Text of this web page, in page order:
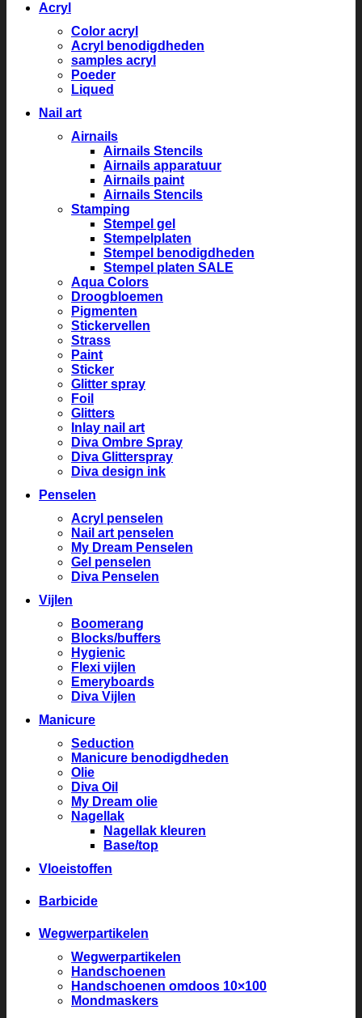
Acryl
Color acryl
Acryl benodigdheden
samples acryl
Poeder
Liqued
Nail art
Airnails
Airnails Stencils
Airnails apparatuur
Airnails paint
Airnails Stencils
Stamping
Stempel gel
Stempelplaten
Stempel benodigdheden
Stempel platen SALE
Aqua Colors
Droogbloemen
Pigmenten
Stickervellen
Strass
Paint
Sticker
Glitter spray
Foil
Glitters
Inlay nail art
Diva Ombre Spray
Diva Glitterspray
Diva design ink
Penselen
Acryl penselen
Nail art penselen
My Dream Penselen
Gel penselen
Diva Penselen
Vijlen
Boomerang
Blocks/buffers
Hygienic
Flexi vijlen
Emeryboards
Diva Vijlen
Manicure
Seduction
Manicure benodigdheden
Olie
Diva Oil
My Dream olie
Nagellak
Nagellak kleuren
Base/top
Vloeistoffen
Barbicide
Wegwerpartikelen
Wegwerpartikelen
Handschoenen
Handschoenen omdoos 10×100
Mondmaskers